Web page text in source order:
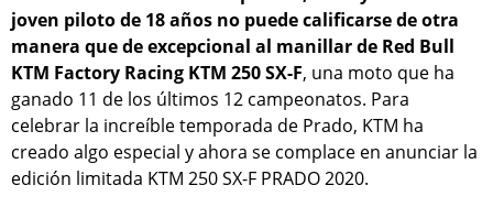
joven piloto de 18 años no puede calificarse de otra
manera que de excepcional al manillar de Red Bull
KTM Factory Racing KTM 250 SX-F, una moto que ha
ganado 11 de los últimos 12 campeonatos. Para
celebrar la increíble temporada de Prado, KTM ha
creado algo especial y ahora se complace en anunciar la
edición limitada KTM 250 SX-F PRADO 2020.